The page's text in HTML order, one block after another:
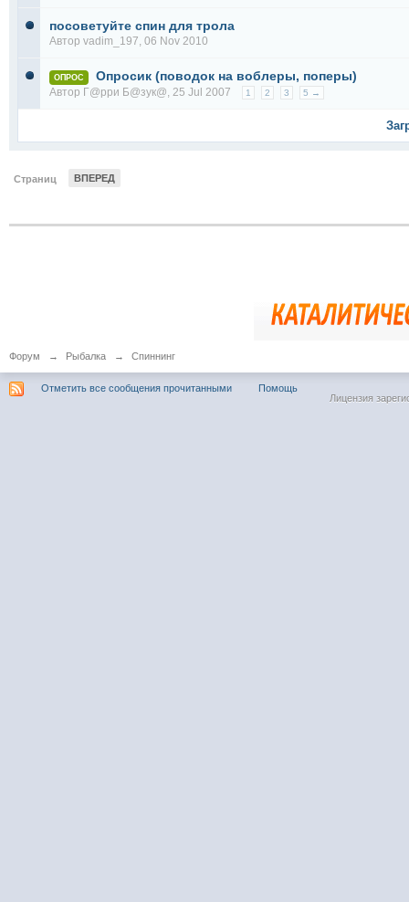
посоветуйте спин для трола
Автор vadim_197, 06 Nov 2010
ОПРОС Опросик (поводок на воблеры, поперы)
Автор Г@рри Б@зук@, 25 Jul 2007 1 2 3 5 →
Страниц ВПЕРЕД
Форум → Рыбалка → Спиннинг
Отметить все сообщения прочитанными
Помощь
Лицензия